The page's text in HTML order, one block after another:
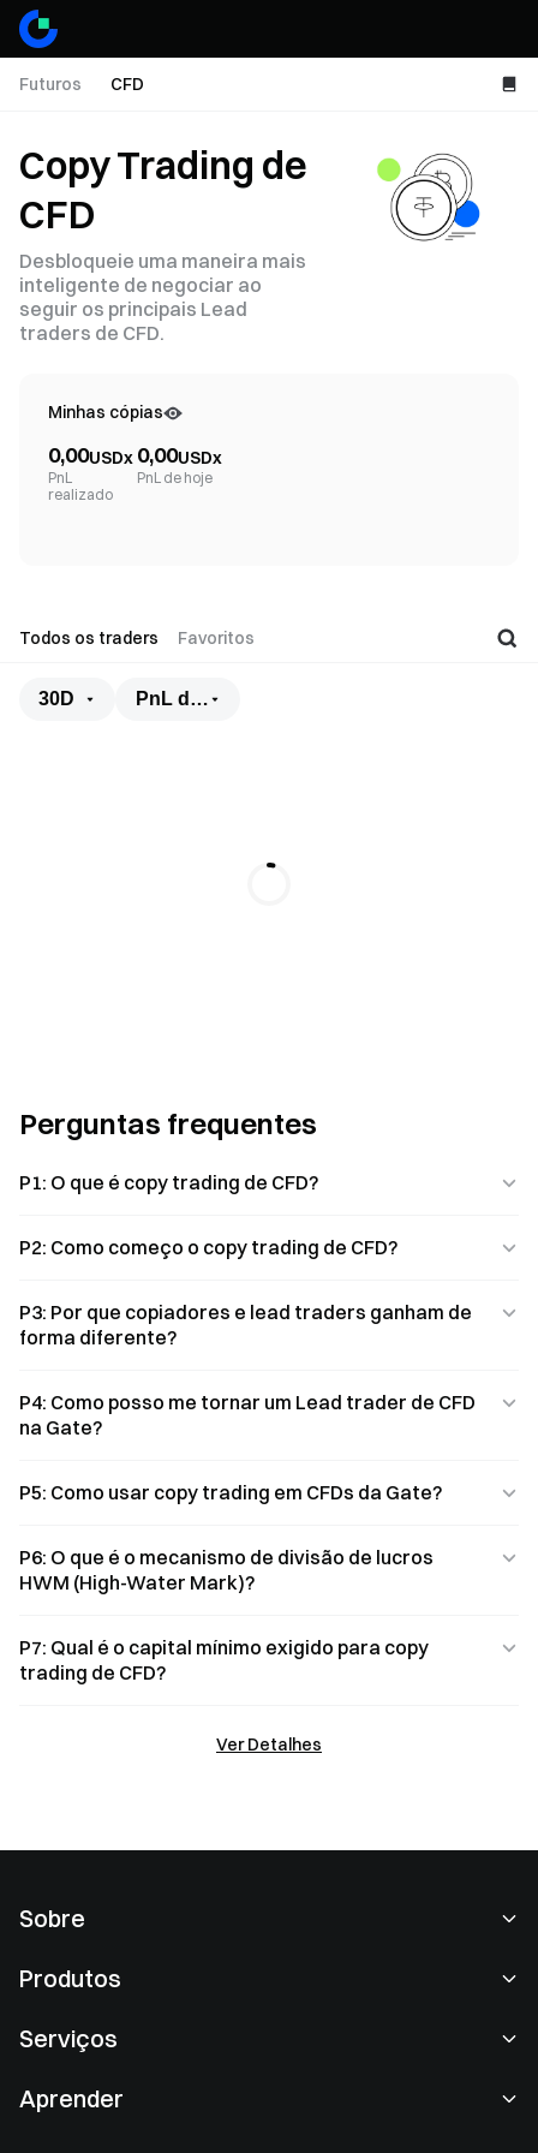
Futuros CFD
Copy Trading de
CFD
Desbloqueie uma maneira mais
inteligente de negociar ao
seguir os principais Lead
traders de CFD.
Minhas cópias
0,00USDx
PnL
realizado
0,00USDx
PnL de hoje
Todos os traders Favoritos
30D PnL dos copiadores
Perguntas frequentes
P1: O que é copy trading de CFD?
P2: Como começo o copy trading de CFD?
P3: Por que copiadores e lead traders ganham de
forma diferente?
P4: Como posso me tornar um Lead trader de CFD
na Gate?
P5: Como usar copy trading em CFDs da Gate?
P6: O que é o mecanismo de divisão de lucros
HWM (High-Water Mark)?
P7: Qual é o capital mínimo exigido para copy
trading de CFD?
Ver Detalhes
Sobre
Redação
Produtos
Negociação spot
Serviços
Aprender